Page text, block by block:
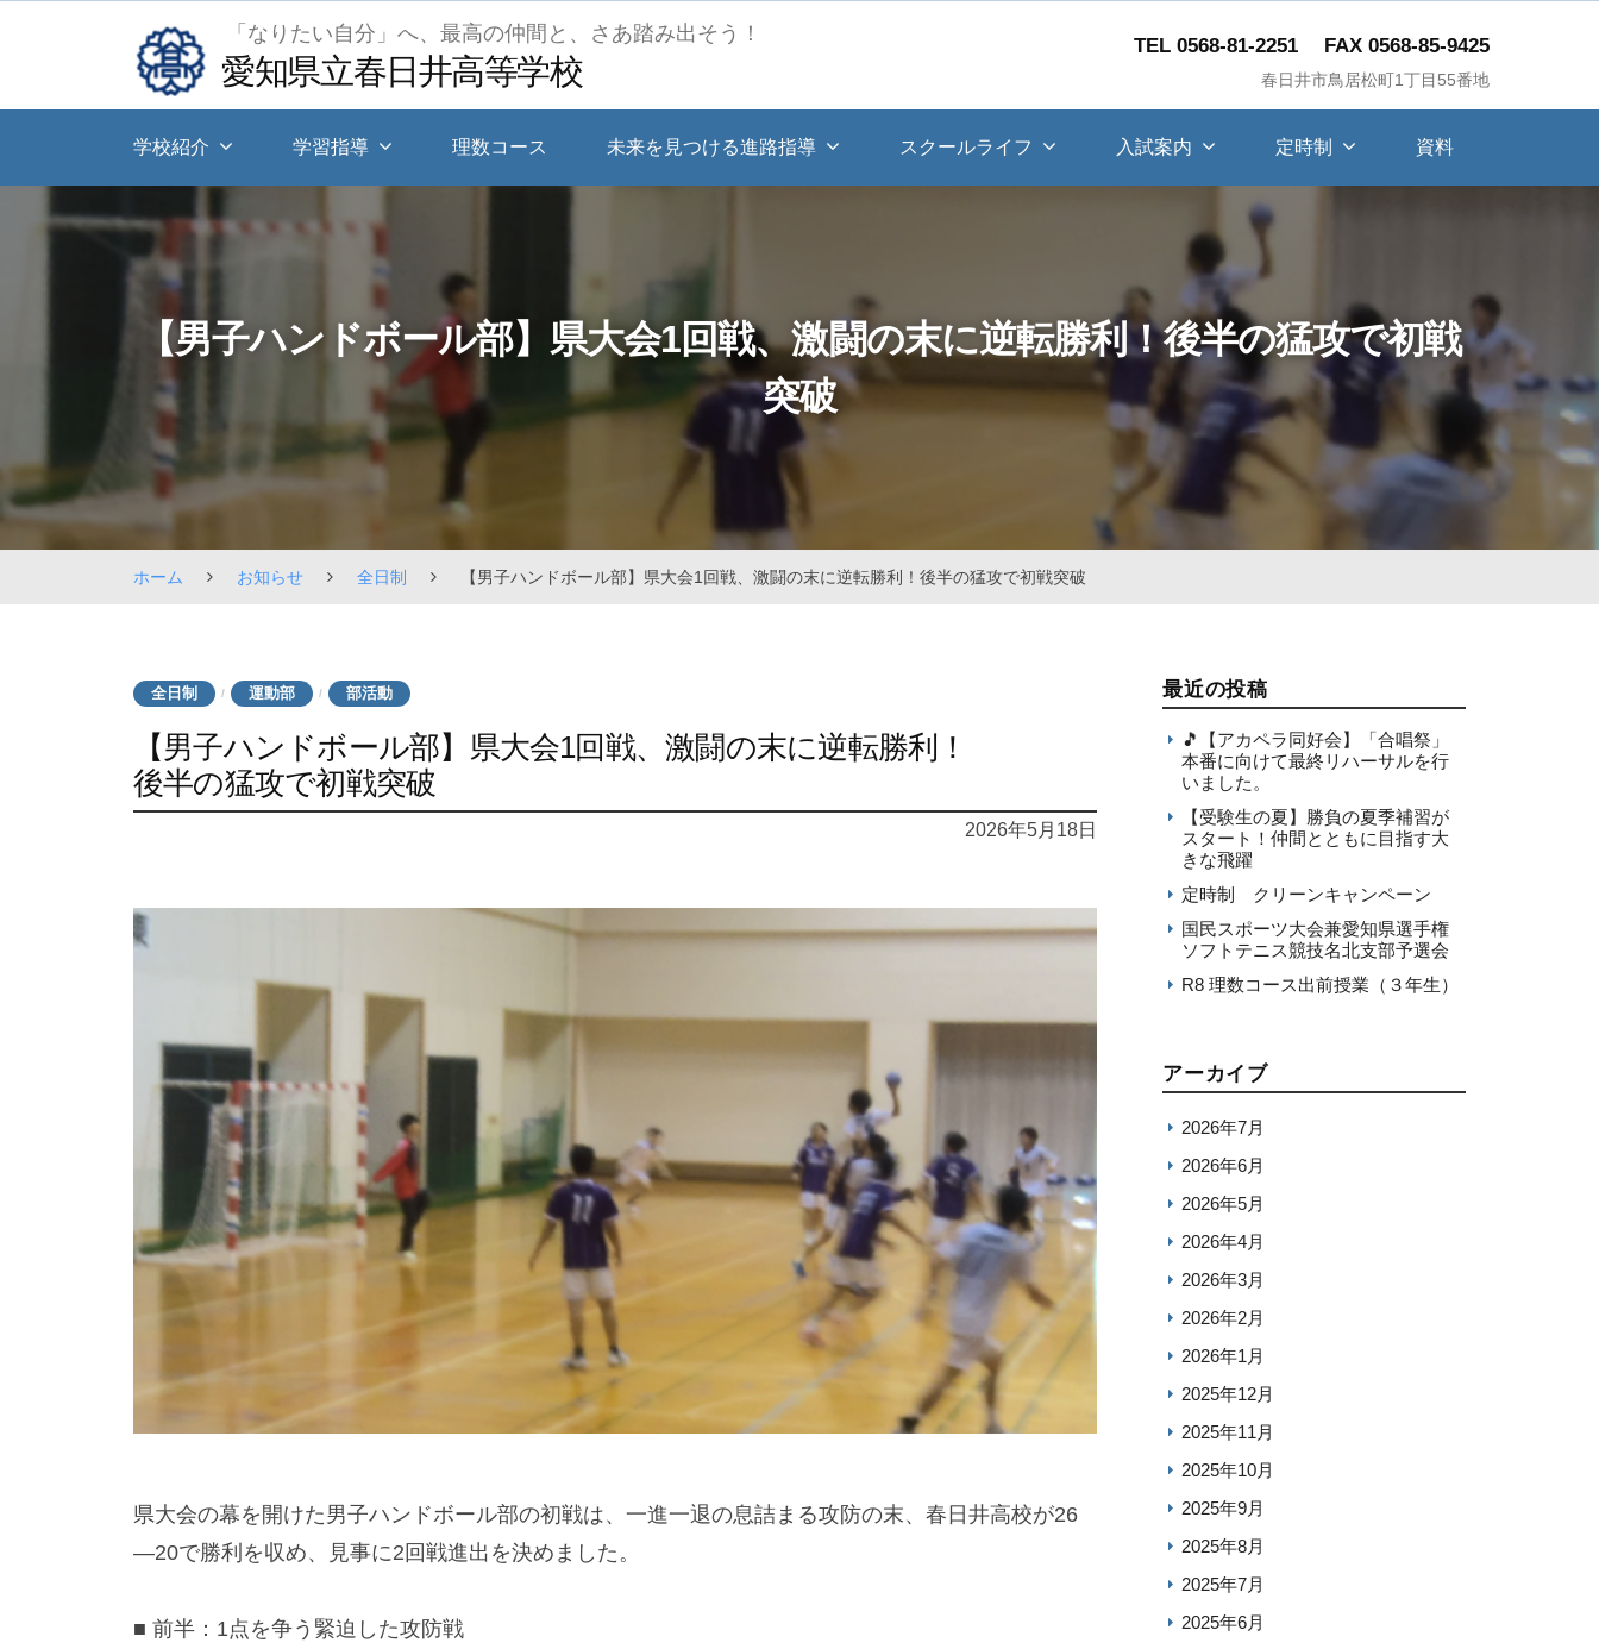
「なりたい自分」へ、最高の仲間と、さあ踏み出そう！
愛知県立春日井高等学校
TEL 0568-81-2251 FAX 0568-85-9425
春日井市鳥居松町1丁目55番地
学校紹介 学習指導 理数コース 未来を見つける進路指導 スクールライフ 入試案内 定時制 資料
【男子ハンドボール部】県大会1回戦、激闘の末に逆転勝利！後半の猛攻で初戦
突破
ホーム お知らせ 全日制 【男子ハンドボール部】県大会1回戦、激闘の末に逆転勝利！後半の猛攻で初戦突破
全日制 / 運動部 / 部活動
【男子ハンドボール部】県大会1回戦、激闘の末に逆転勝利！
後半の猛攻で初戦突破
2026年5月18日
県大会の幕を開けた男子ハンドボール部の初戦は、一進一退の息詰まる攻防の末、春日井高校が26
—20で勝利を収め、見事に2回戦進出を決めました。
■ 前半：1点を争う緊迫した攻防戦
最近の投稿
🎵【アカペラ同好会】「合唱祭」
本番に向けて最終リハーサルを行
いました。
【受験生の夏】勝負の夏季補習が
スタート！仲間とともに目指す大
きな飛躍
定時制 クリーンキャンペーン
国民スポーツ大会兼愛知県選手権
ソフトテニス競技名北支部予選会
R8 理数コース出前授業（３年生）
アーカイブ
2026年7月
2026年6月
2026年5月
2026年4月
2026年3月
2026年2月
2026年1月
2025年12月
2025年11月
2025年10月
2025年9月
2025年8月
2025年7月
2025年6月